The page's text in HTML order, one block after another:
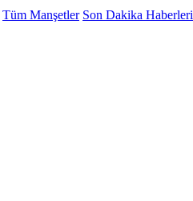
Tüm Manşetler Son Dakika Haberleri